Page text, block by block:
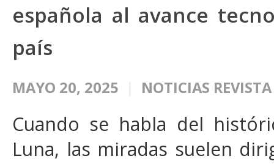
española al avance
país
MAYO 20, 2025 NOTICIAS
Cuando se habla del
Luna, las miradas suelen